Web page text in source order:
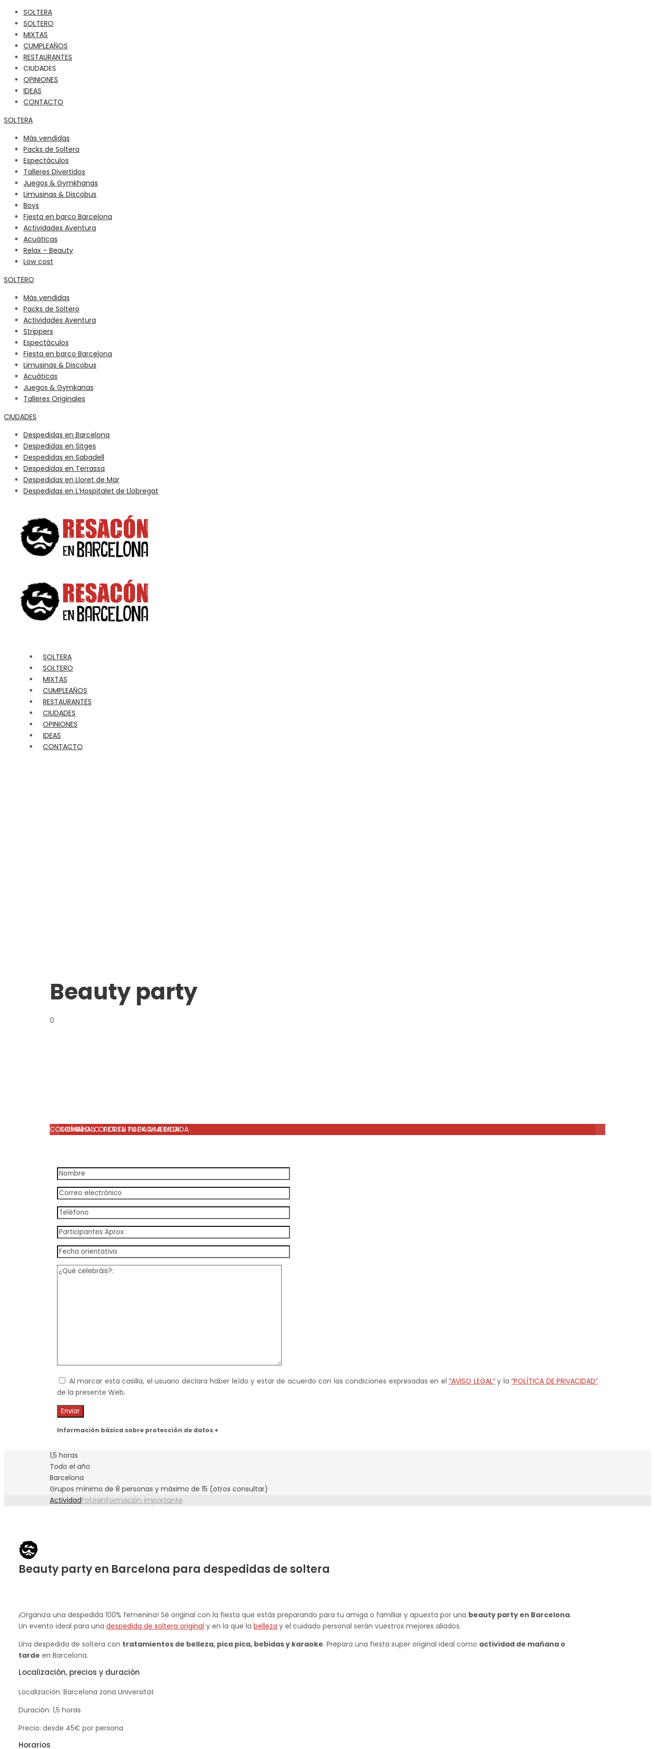
SOLTERA
SOLTERO
MIXTAS
CUMPLEAÑOS
RESTAURANTES
CIUDADES
OPINIONES
IDEAS
CONTACTO
SOLTERA
Más vendidas
Packs de Soltera
Espectáculos
Talleres Divertidos
Juegos & Gymkhanas
Limusinas & Discobus
Boys
Fiesta en barco Barcelona
Actividades Aventura
Acuáticas
Relax – Beauty
Low cost
SOLTERO
Más vendidas
Packs de Soltero
Actividades Aventura
Strippers
Espectáculos
Fiesta en barco Barcelona
Limusinas & Discobus
Acuáticas
Juegos & Gymkanas
Talleres Originales
CIUDADES
Despedidas en Barcelona
Despedidas en Sitges
Despedidas en Sabadell
Despedidas en Terrassa
Despedidas en Lloret de Mar
Despedidas en L’Hospitalet de Llobregat
SOLTERA
SOLTERO
MIXTAS
CUMPLEAÑOS
RESTAURANTES
CIUDADES
OPINIONES
IDEAS
CONTACTO
Beauty party
0
COMBÍNALO Y CREA TU PACK A MEDIDA
COMBÍNALO Y CREA TU PACK A MEDIDA
Al marcar esta casilla, el usuario declara haber leído y estar de acuerdo con las condiciones expresadas en el “AVISO LEGAL”y la “POLÍTICA DE PRIVACIDAD”
de la presente Web.
Información básica sobre protección de datos +
1,5 horas
Todo el año
Barcelona
Grupos mínimo de 8 personas y máximo de 15 (otros consultar)
ActividadFotosInformación importante
Beauty party en Barcelona para despedidas de soltera
¡Organiza una despedida 100% femenina! Sé original con la fiesta que estás preparando para tu amiga o familiar y apuesta por una beauty party en Barcelona.
Un evento ideal para una despedida de soltera original y en la que la belleza y el cuidado personal serán vuestros mejores aliados.
Una despedida de soltera con tratamientos de belleza, pica pica, bebidas y karaoke. Prepara una fiesta super original ideal como actividad de mañana o
tarde en Barcelona.
Localización, precios y duración
Localización: Barcelona zona Universitat
Duración: 1,5 horas
Precio: desde 45€ por persona
Horarios